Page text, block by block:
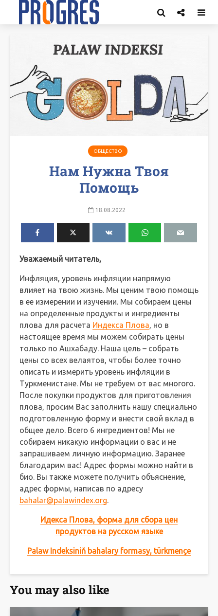
ОБЩЕСТВО
Нам Нужна Твоя
Помощь
18.08.2022
Уважаемый читатель,
Инфляция, уровень инфляции напрямую
влияет на твою жизнь. Мы ценим твою помощь
в ее измерении и изучении. Мы собираем цены
на определенные продукты и ингредиенты
плова для расчета Индекса Плова, но в
настоящее время мы можем собирать цены
только по Ашхабаду. Наша цель – собрать
цены со всех велаятов, чтобы более точно
описать и измерить уровень инфляции в
Туркменистане. Мы не требуем от вас многого.
После покупки продуктов для приготовления
плова, просим Вас заполнить нашу специально
подготовленную форму и внести свой вклад в
общее дело. Всего 6 ингредиентов! Мы не
собираем никакую информации о вас и не
запрашиваем личную информацию. Заранее
благодарим вас! Адрес формы можно найти в
био. Вы также можете получить объяснение,
адрес формы, написав по адресу
bahalar@palawindex.org.
Идекса Плова, форма для сбора цен
продуктов на русском языке
Palaw Indeksiniň bahalary formasy, türkmençe
You may also like